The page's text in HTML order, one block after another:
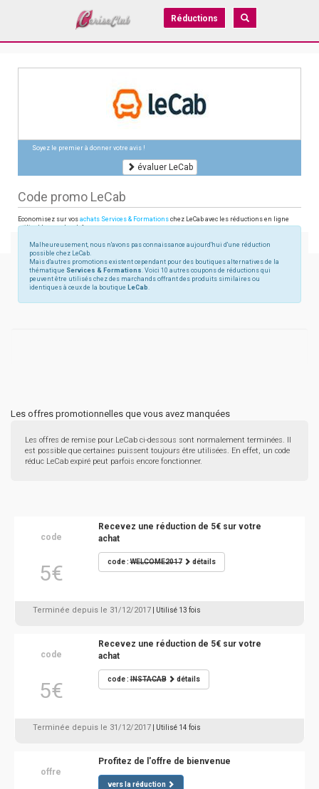
Réductions
Soyez le premier à donner votre avis !
évaluer LeCab
Code promo LeCab
Economisez sur vos achats Services & Formations chez LeCab avec les réductions en ligne
utilisables sur lecab.fr
Malheureusement, nous n'avons pas connaissance aujourd'hui d'une réduction
possible chez LeCab.
Mais d'autres promotions existent cependant pour des boutiques alternatives de la
thématique Services & Formations. Voici 10 autres coupons de réductions qui
peuvent être utilisés chez des marchands offrant des produits similaires ou
identiques à ceux de la boutique LeCab.
Les offres promotionnelles que vous avez manquées
Les offres de remise pour LeCab ci-dessous sont normalement terminées. Il
est possible que certaines puissent toujours être utilisées. En effet, un code
réduc LeCab expiré peut parfois encore fonctionner.
code
5€
Recevez une réduction de 5€ sur votre
achat
code :WELCOME2017 détails
Terminée depuis le 31/12/2017 | Utilisé 13 fois
code
5€
Recevez une réduction de 5€ sur votre
achat
code :INSTACAB détails
Terminée depuis le 31/12/2017 | Utilisé 14 fois
offre
Profitez de l'offre de bienvenue
vers la réduction